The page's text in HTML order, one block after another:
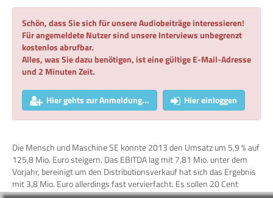
Schön, dass Sie sich für unsere Audiobeiträge interessieren!
Für angemeldete Nutzer sind unsere Interviews unbegrenzt
kostenlos abrufbar.
Alles, was Sie dazu benötigen, ist eine gültige E-Mail-Adresse
und 2 Minuten Zeit.
Hier gehts zur Anmeldung... Hier einloggen
Die Mensch und Maschine SE konnte 2013 den Umsatz um 5,9 % auf
125,8 Mio. Euro steigern. Das EBITDA lag mit 7,81 Mio. unter dem
Vorjahr, bereinigt um den Distributionsverkauf hat sich das Ergebnis
mit 3,8 Mio. Euro allerdings fast vervierfacht. Es sollen 20 Cent